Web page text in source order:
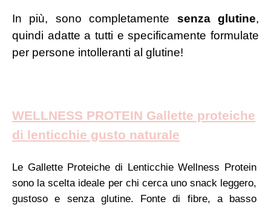
In più, sono completamente senza glutine,
quindi adatte a tutti e specificamente formulate
per persone intolleranti al glutine!
WELLNESS PROTEIN Gallette proteiche
di lenticchie gusto naturale
Le Gallette Proteiche di Lenticchie Wellness Protein
sono la scelta ideale per chi cerca uno snack leggero,
gustoso e senza glutine. Fonte di fibre, a basso